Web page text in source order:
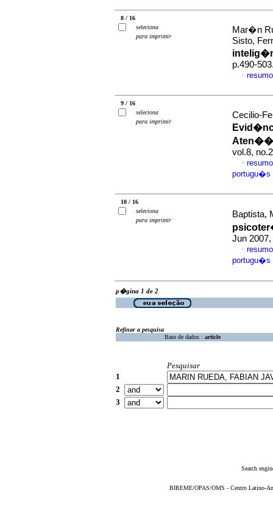
8 / 16
seleciona
para imprimir
Mar�n
Sisto,
p.490-
·
9 / 16
seleciona
para imprimir
Cecilio-
vol.8,
·
portugu�s
10 / 16
seleciona
para imprimir
Baptista,
Jun
·
portugu�s
p�gina 1 de 2
Refinar a pesquisa
Base de dados : article
Pesquisar
1
2
3
Search
BIREME/OPAS/OMS - Centro Latino-